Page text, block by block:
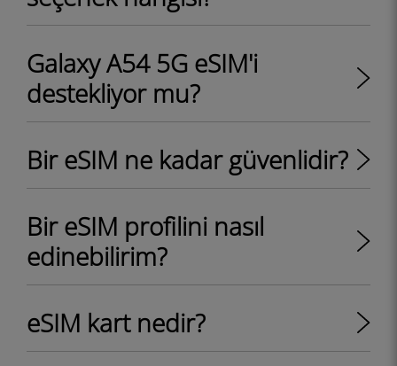
Galaxy A54 5G eSIM'i
destekliyor mu?
Bir eSIM ne kadar güvenlidir?
Bir eSIM profilini nasıl
edinebilirim?
eSIM kart nedir?